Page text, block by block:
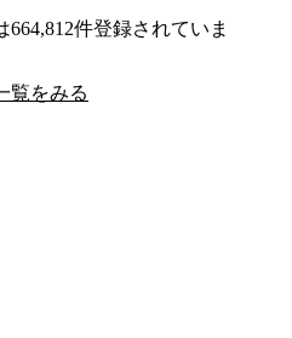
件登録されていま
覧をみる